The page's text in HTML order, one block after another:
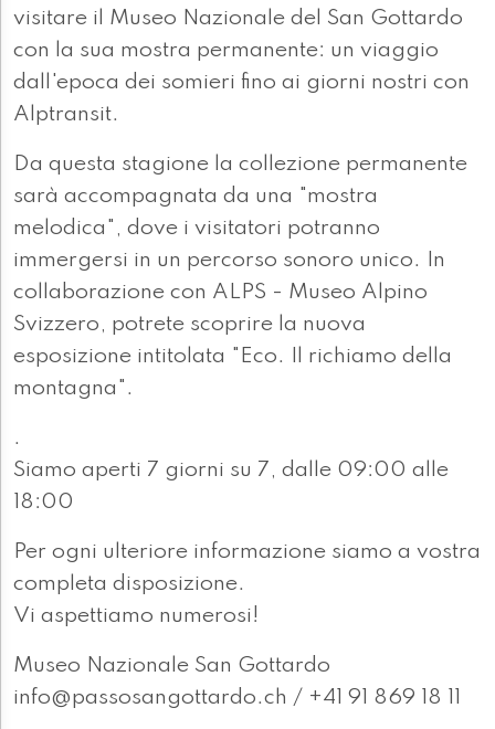
visitare il Museo Nazionale del San Gottardo
con la sua mostra permanente: un viaggio
dall'epoca dei somieri fino ai giorni nostri con
Alptransit.
Da questa stagione la collezione permanente
sarà accompagnata da una "mostra
melodica", dove i visitatori potranno
immergersi in un percorso sonoro unico. In
collaborazione con ALPS - Museo Alpino
Svizzero, potrete scoprire la nuova
esposizione intitolata "Eco. Il richiamo della
montagna".
.
Siamo aperti 7 giorni su 7, dalle 09:00 alle
18:00
Per ogni ulteriore informazione siamo a vostra
completa disposizione.
Vi aspettiamo numerosi!
Museo Nazionale San Gottardo
info@passosangottardo.ch / +41 91 869 18 11